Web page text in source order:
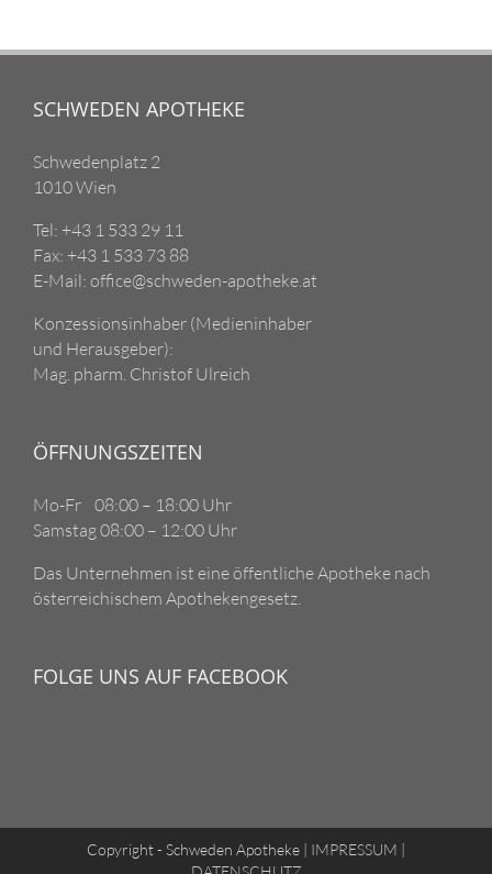
SCHWEDEN APOTHEKE
Schwedenplatz 2
1010 Wien
Tel: +43 1 533 29 11
Fax: +43 1 533 73 88
E-Mail: office@schweden-apotheke.at
Konzessionsinhaber (Medieninhaber
und Herausgeber):
Mag. pharm. Christof Ulreich
ÖFFNUNGSZEITEN
Mo-Fr 08:00 – 18:00 Uhr
Samstag 08:00 – 12:00 Uhr
Das Unternehmen ist eine öffentliche Apotheke nach
österreichischem Apothekengesetz.
FOLGE UNS AUF FACEBOOK
Copyright - Schweden Apotheke | IMPRESSUM |